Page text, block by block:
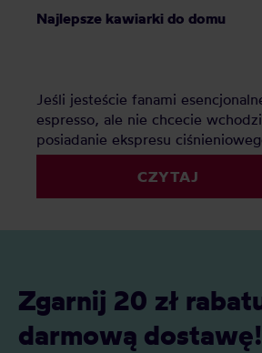
Najlepsze kawiarki do domu
Jeśli jesteście fanami
espresso, ale nie chcecie
posiadanie ekspresu
kafetierka będzie doskonałym
rozwiązaniem. Jaka kawiarka jest
najlepsza do domu? Oto
CZYTAJ
Zgarnij 20 zł
darmową dostawę!